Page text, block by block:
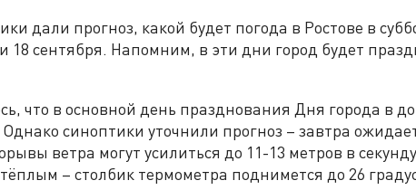
дали прогноз, какой будет погода в Ростове в
18 сентября. Напомним, в эти дни город будет
что в основной день празднования Дня города в
Однако синоптики уточнили прогноз – завтра
ветра могут усилиться до 11-13 метров в
– столбик термометра поднимется до 26